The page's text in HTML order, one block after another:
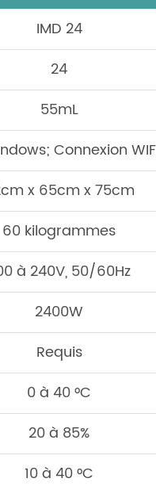
IMD 24
24
55mL
Connexion
x 65cm x 75cm
60 kilogrammes
à 240V, 50/60Hz
2400W
Requis
0 à 40 °C
20 à 85%
10 à 40 °C